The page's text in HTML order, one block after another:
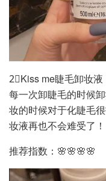
2⃣️Kiss me睫毛卸妆
每一次卸睫毛的时候
妆的时候对于化睫毛
妆液再也不会难受了
推荐指数：🌸🌸🌸🌸